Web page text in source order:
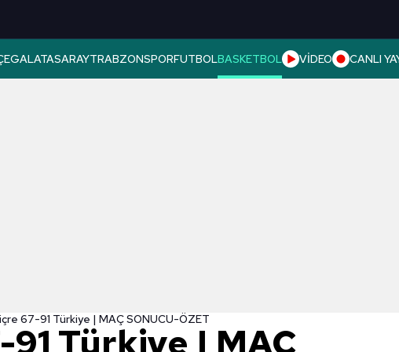
GALATASARAYTRABZONSPORFUTBOLBASKETBOL VİDEO CANLI
67-91 Türkiye | MAÇ SONUCU-ÖZET
Türkiye | MAÇ